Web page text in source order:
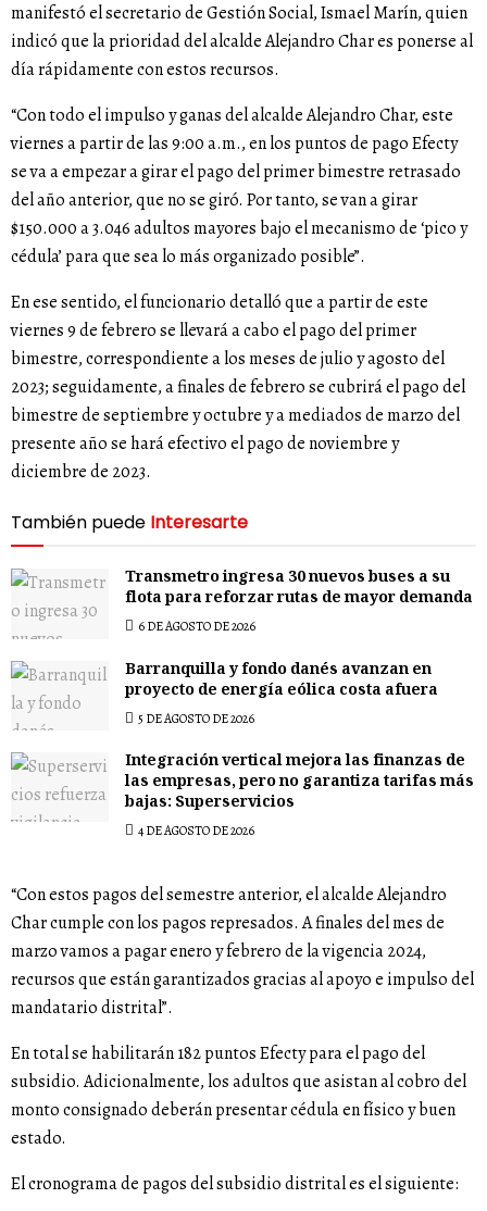
manifestó el secretario de Gestión Social, Ismael Marín, quien
indicó que la prioridad del alcalde Alejandro Char es ponerse al
día rápidamente con estos recursos.
“Con todo el impulso y ganas del alcalde Alejandro Char, este
viernes a partir de las 9:00 a.m., en los puntos de pago Efecty
se va a empezar a girar el pago del primer bimestre retrasado
del año anterior, que no se giró. Por tanto, se van a girar
$150.000 a 3.046 adultos mayores bajo el mecanismo de ‘pico y
cédula’ para que sea lo más organizado posible”.
En ese sentido, el funcionario detalló que a partir de este
viernes 9 de febrero se llevará a cabo el pago del primer
bimestre, correspondiente a los meses de julio y agosto del
2023; seguidamente, a finales de febrero se cubrirá el pago del
bimestre de septiembre y octubre y a mediados de marzo del
presente año se hará efectivo el pago de noviembre y
diciembre de 2023.
También puede Interesarte
Transmetro ingresa 30 nuevos buses a su
flota para reforzar rutas de mayor demanda
6 DE AGOSTO DE 2026
Barranquilla y fondo danés avanzan en
proyecto de energía eólica costa afuera
5 DE AGOSTO DE 2026
Integración vertical mejora las finanzas de
las empresas, pero no garantiza tarifas más
bajas: Superservicios
4 DE AGOSTO DE 2026
“Con estos pagos del semestre anterior, el alcalde Alejandro
Char cumple con los pagos represados. A finales del mes de
marzo vamos a pagar enero y febrero de la vigencia 2024,
recursos que están garantizados gracias al apoyo e impulso del
mandatario distrital”.
En total se habilitarán 182 puntos Efecty para el pago del
subsidio. Adicionalmente, los adultos que asistan al cobro del
monto consignado deberán presentar cédula en físico y buen
estado.
El cronograma de pagos del subsidio distrital es el siguiente: